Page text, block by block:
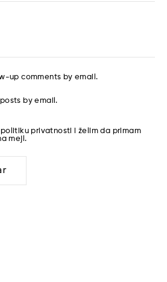
up comments by email.
by email.
politiku privatnosti
i želim da primam
mejl.